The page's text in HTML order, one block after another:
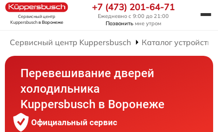
Сервисный центр
Kuppersbuschв Воронеже
+7 (473) 201-64-71
Ежедневно с 9:00 до 21:00
Позвонить мне утром
Сервисный центр Kuppersbusch Каталог устройств
Перевешивание дверей
холодильника
Kuppersbusch в Воронеже
Официальный сервис